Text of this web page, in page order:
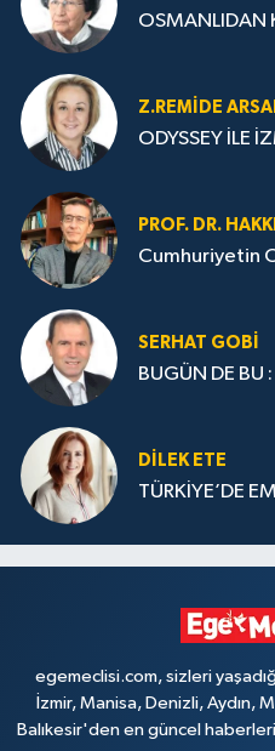
OSMANLIDAN
Z.REMIDE
ODYSSEY İLE
PROF. DR.
Cumhuriyetin
SERHAT GOBİ
BUGÜN DE BU
DILEK ETE
TÜRKİYE’DE
egemeclisi.com, sizleri
İzmir, Manisa, Denizli, Aydın,
Balıkesir'den en güncel